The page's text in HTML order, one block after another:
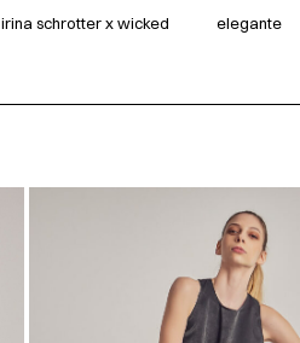
irina schrotter x wicked elegante